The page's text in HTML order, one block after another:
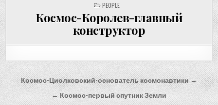
POSTED
IN
PEOPLE
Космос-Королев-главный
конструктор
Post
navigation
Космос-Циолковский-основатель космонавтики →
← Космос-первый спутник Земли